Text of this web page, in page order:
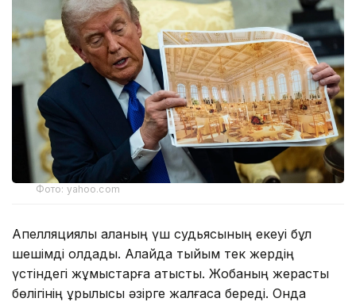
Фото: yahoo.com
Апелляциялық алқаның үш судьясының екеуі бұл
шешімді қолдады. Алайда тыйым тек жердің
үстіндегі жұмыстарға қатысты. Жобаның жерасты
бөлігінің құрылысы әзірге жалғаса береді. Онда